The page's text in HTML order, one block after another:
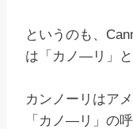
というのも、
は「カノ―リ」と
カンノーリはア
「カノ―リ」の